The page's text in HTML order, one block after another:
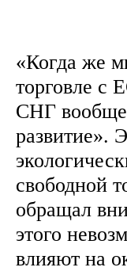
«Когда же
торговле с
СНГ вообще
развитие».
свободной
обращал
этого
влияют на